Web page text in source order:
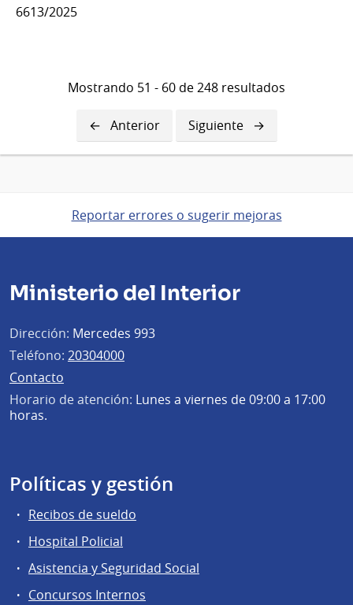
6613/2025
Mostrando 51 - 60 de 248 resultados
Página
anterior
Anterior
Siguiente
página
Siguiente
Reportar errores o sugerir mejoras
Ministerio del Interior
Dirección: Mercedes 993
Teléfono: 20304000
Contacto
Horario de atención: Lunes a viernes de 09:00 a 17:00
horas.
Políticas y gestión
Recibos de sueldo
Hospital Policial
Asistencia y Seguridad Social
Concursos Internos